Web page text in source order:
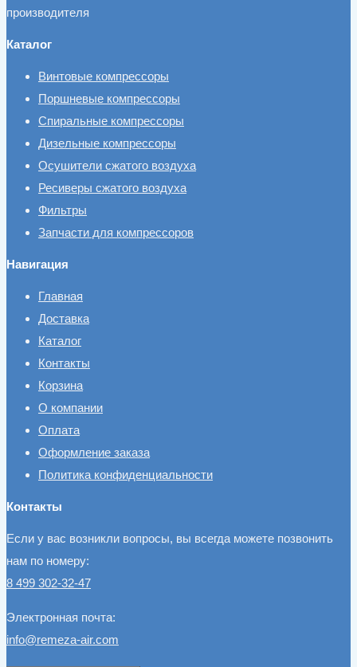
производителя
Каталог
Винтовые компрессоры
Поршневые компрессоры
Спиральные компрессоры
Дизельные компрессоры
Осушители сжатого воздуха
Ресиверы сжатого воздуха
Фильтры
Запчасти для компрессоров
Навигация
Главная
Доставка
Каталог
Контакты
Корзина
О компании
Оплата
Оформление заказа
Политика конфиденциальности
Контакты
Если у вас возникли вопросы, вы всегда можете позвонить
нам по номеру:
8 499 302-32-47
Электронная почта:
info@remeza-air.com